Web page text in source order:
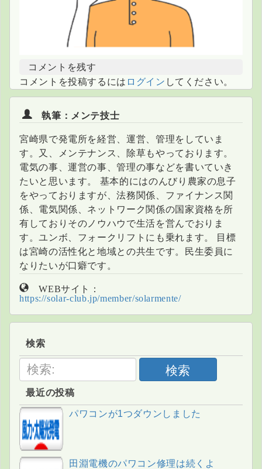
コメントを残す
コメントを投稿するには ログイン してください。
執筆：メンテ技士
宮崎県で発電所を経営、運営、管理をしていま
す。又、メンテナンス、除草もやっております。
電気の事、運営の事、管理の事などを書いていき
たいと思います。 基本的にはのんびり農家の息子
をやっておりますが、法務関係、ファイナンス関
係、電気関係、ネットワーク関係の国家資格を所
有しておりそのノウハウで生活を営んでおりま
す。ユンボ、フォークリフトにも乗れます。 目標
は宮崎の活性化と地域との共生です。民生委員に
なりたいが口癖です。
WEBサイト：
https://solar-club.jp/member/solarmente/
検索
検索
最近の投稿
パワコンが1つダウンしました
田淵電機のパワコン修理は続くよ